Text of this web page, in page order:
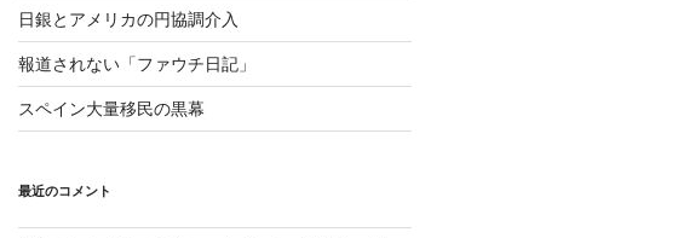
日銀とアメリカの円協調介入
報道されない「ファウチ日記」
スペイン大量移民の黒幕
最近のコメント